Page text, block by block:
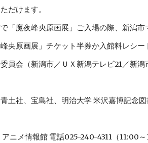
だけます。
「魔夜峰央原画展」ご入場の際、新潟
央原画展」チケット半券か入館料レシー
員会（新潟市／ＵＸ新潟テレビ21／新潟
土社、宝島社、明治大学 米沢嘉博記念
ニメ情報館 電話025-240-4311（11:00～